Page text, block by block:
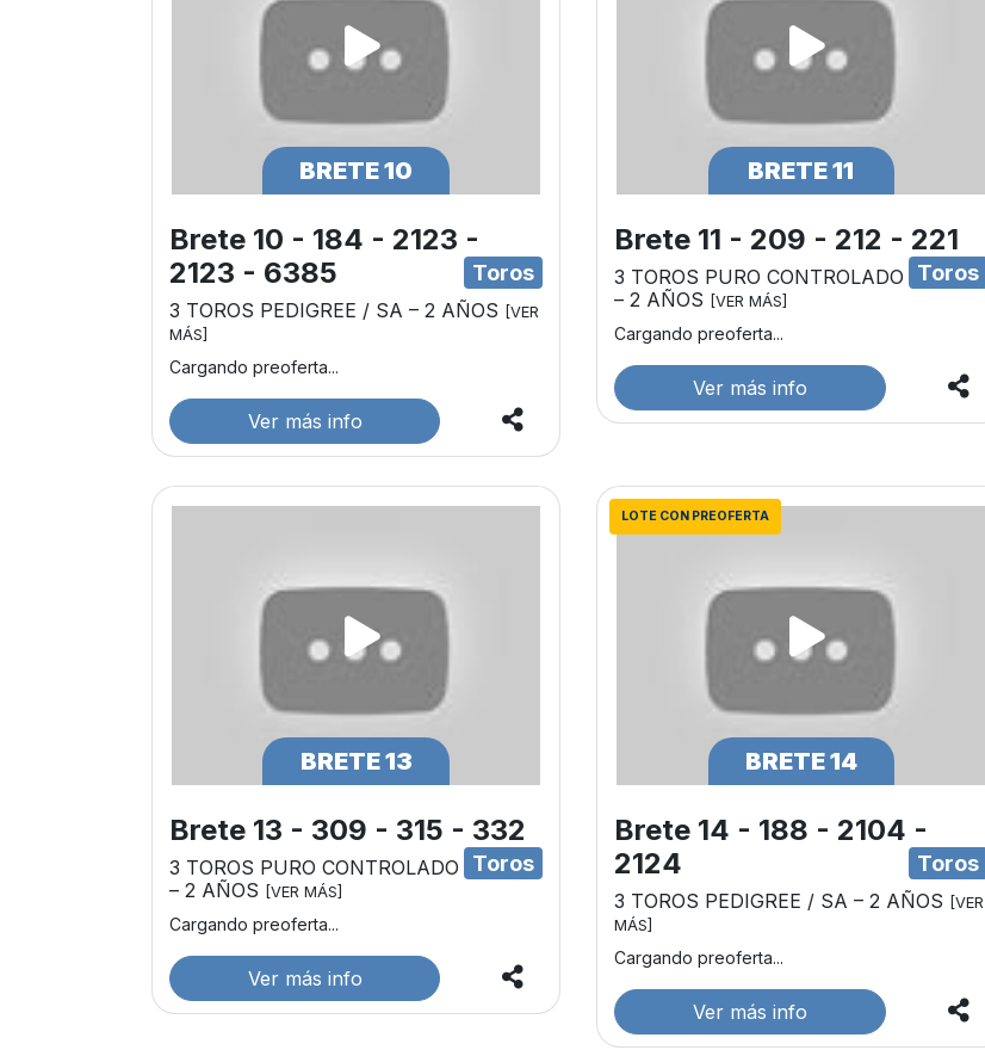
BRETE 10
Brete 10 - 184 - 2123 -
2123 - 6385
Toros
3 TOROS PEDIGREE / SA – 2 AÑOS
[VER
MÁS]
Cargando preoferta...
Ver más info
BRETE 11
Brete 11 - 209 - 212 - 221
Toros
3 TOROS PURO CONTROLADO
– 2 AÑOS
[VER MÁS]
Cargando preoferta...
Ver más info
BRETE 13
Brete 13 - 309 - 315 - 332
Toros
3 TOROS PURO CONTROLADO
– 2 AÑOS
[VER MÁS]
Cargando preoferta...
Ver más info
LOTE CON PREOFERTA
BRETE 14
Brete 14 - 188 - 2104 -
2124
Toros
3 TOROS PEDIGREE / SA – 2 AÑOS
[VER
MÁS]
Cargando preoferta...
Ver más info